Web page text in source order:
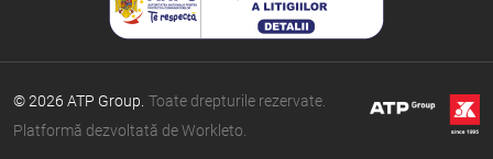
© 2026 ATP Group. Toate drepturile rezervate.
Platformă dezvoltată de Workleto.